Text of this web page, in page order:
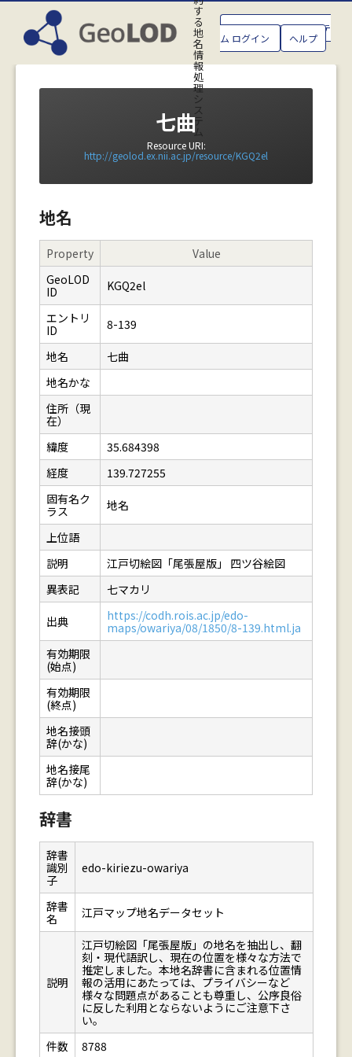
す
る
地
名
情
報
処
理
シ
ス
テ
ム
GeoLOD地名管理システ
ム ログイン ヘルプ
七曲
Resource URI:
http://geolod.ex.nii.ac.jp/resource/KGQ2el
地名
Property
Value
GeoLOD
ID
KGQ2el
エントリ
ID
8-139
地名
七曲
地名かな
住所（現
在）
緯度
35.684398
経度
139.727255
固有名ク
ラス
地名
上位語
説明
江戸切絵図「尾張屋版」 四ツ谷絵図
異表記
七マカリ
出典
https://codh.rois.ac.jp/edo-
maps/owariya/08/1850/8-139.html.ja
有効期限
(始点)
有効期限
(終点)
地名接頭
辞(かな)
地名接尾
辞(かな)
辞書
辞書
識別
子
edo-kiriezu-owariya
辞書
名
江戸マップ地名データセット
説明
江戸切絵図「尾張屋版」の地名を抽出し、翻
刻・現代語訳し、現在の位置を様々な方法で
推定しました。本地名辞書に含まれる位置情
報の活用にあたっては、プライバシーなど
様々な問題点があることも尊重し、公序良俗
に反した利用とならないようにご注意下さ
い。
件数
8788